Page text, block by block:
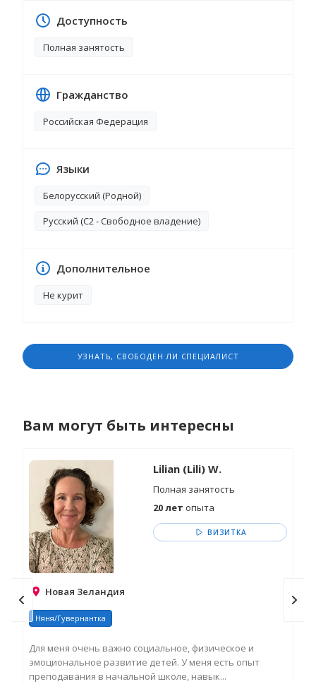
Доступность
Полная занятость
Гражданство
Российская Федерация
Языки
Белорусский (Родной)
Русский (C2 - Свободное владение)
Дополнительное
Не курит
УЗНАТЬ, СВОБОДЕН ЛИ СПЕЦИАЛИСТ
Вам могут быть интересны
Lilian (Lili) W.
Полная занятость
20 лет опыта
ВИЗИТКА
Новая Зеландия
Няня/Гувернантка
Для меня очень важно социальное, физическое и
эмоциональное развитие детей. У меня есть опыт
преподавания в начальной школе, навык...